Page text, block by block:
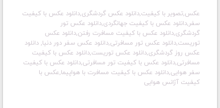
عکس,تصویر با کیفیت,دانلود عکس گردشگری,دانلود عکس با کیفیت
سفر,دانلود عکس با کیفیت جهانگردی,دانلود عکس تور
گردشگری,دانلود عکس با کیفیت مسافرت رفتن,دانلود عکس
توریست,دانلود عکس تور مسافرتی,دانلود عکس سفر دور دنیا, دانلود
عکس روز گردشگری,دانلود عکس توریست,دانلود عکس با کیفیت
مسافرتی,دانلود عکس با کیفیت تور مسافرتی,دانلود عکس با کیفیت
سفر هوایی,دانلود عکس با کیفیت مسافرت با هواپیما,عکس با
کیفیت آژانس هوایی